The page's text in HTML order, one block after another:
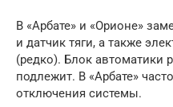
В «Арбате» и «Орионе»
и датчик тяги, а также
(редко). Блок автоматики
подлежит. В «Арбате»
отключения системы.